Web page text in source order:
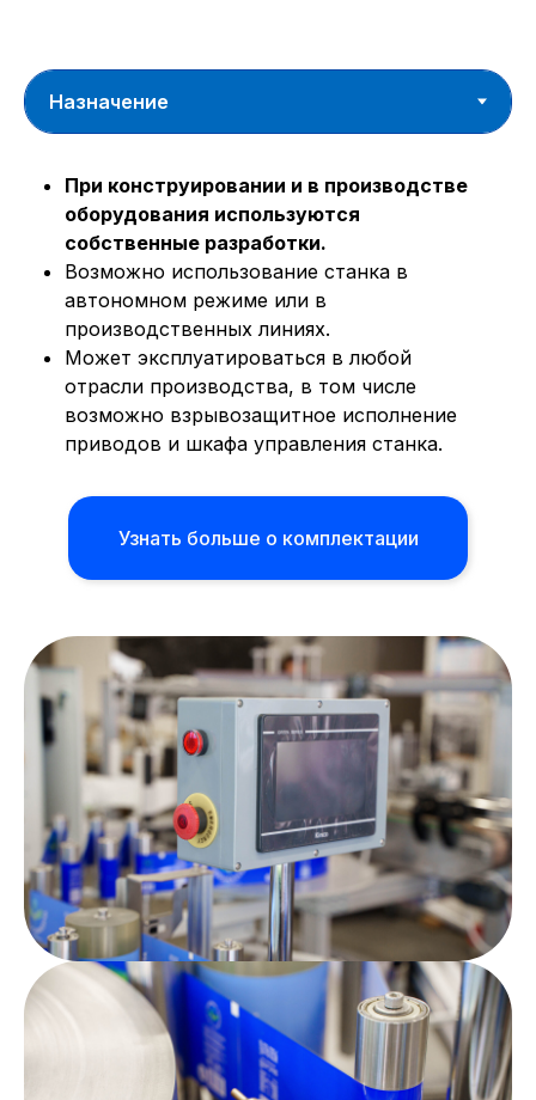
При конструировании и в производстве
оборудования используются
собственные разработки.
Возможно использование станка в
автономном режиме или в
производственных линиях.
Может эксплуатироваться в любой
отрасли производства, в том числе
возможно взрывозащитное исполнение
приводов и шкафа управления станка.
Узнать больше о комплектации
ТЕХНИЧЕСКИЕ
ХАРАКТЕРИСТИКИ
Максимальная
производительность
до 6500 этикеток
в час
Максимальный диаметр тары
до 120 мм
Отклонение от параллельности
наклеивания
0,5 мм
Масса
260 кг
Расстояние от ленты конвейера
до пола
900±50 мм
Материал конвейера
нерж. сталь
Материал транспортной ленты
пластик
Используемый клей, рабочая
120-160°С